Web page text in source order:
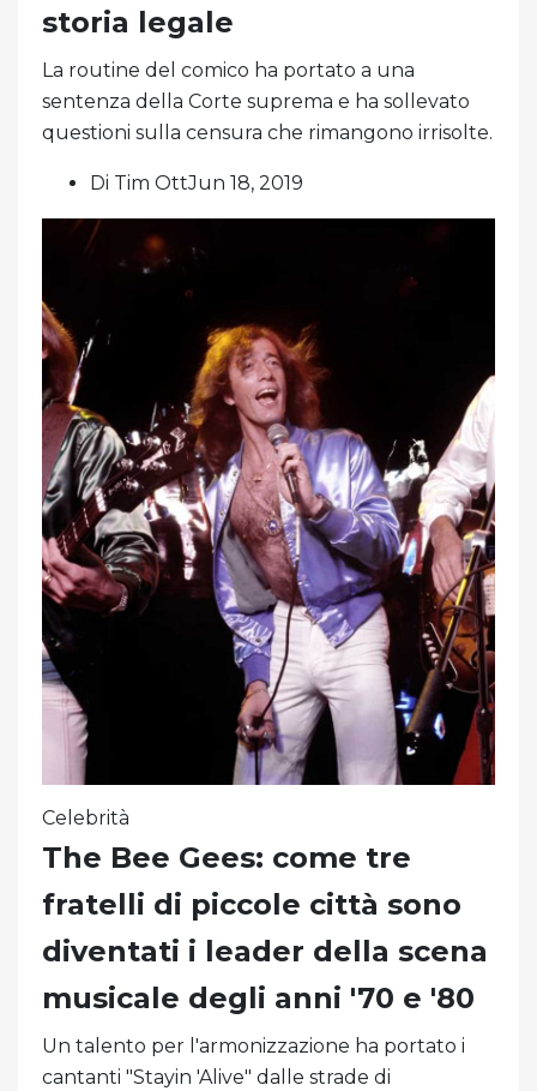
storia legale
La routine del comico ha portato a una
sentenza della Corte suprema e ha sollevato
questioni sulla censura che rimangono irrisolte.
Di Tim OttJun 18, 2019
Celebrità
The Bee Gees: come tre
fratelli di piccole città sono
diventati i leader della scena
musicale degli anni '70 e '80
Un talento per l'armonizzazione ha portato i
cantanti "Stayin 'Alive" dalle strade di